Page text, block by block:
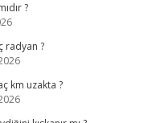
?
radyan ?
km uzakta ?